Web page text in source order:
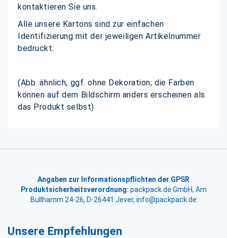
kontaktieren Sie uns.
Alle unsere Kartons sind zur einfachen
Identifizierung mit der jeweiligen Artikelnummer
bedruckt.
(Abb. ähnlich, ggf. ohne Dekoration; die Farben
können auf dem Bildschirm anders erscheinen als
das Produkt selbst)
Angaben zur Informationspflichten der GPSR
Produktsicherheitsverordnung: packpack.de GmbH, Am
Bullhamm 24-26, D-26441 Jever, info@packpack.de
Unsere Empfehlungen